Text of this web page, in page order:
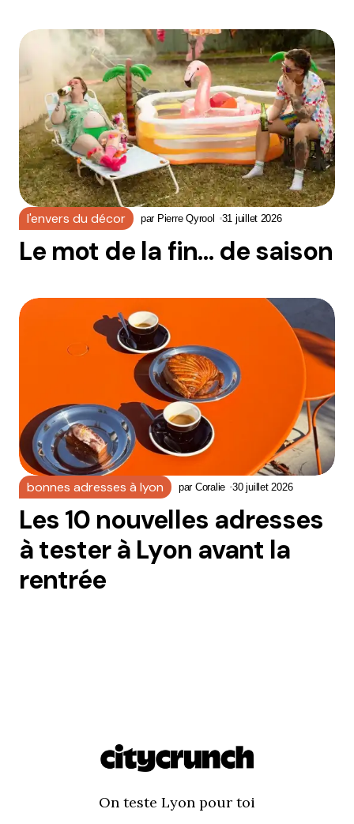
l'envers du décor par Pierre Qyrool 31 juillet 2026
Le mot de la fin… de saison
bonnes adresses à lyon par Coralie 30 juillet 2026
Les 10 nouvelles adresses
à tester à Lyon avant la
rentrée
On teste Lyon pour toi